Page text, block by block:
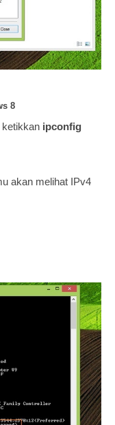
8
ipconfig
akan melihat IPv4